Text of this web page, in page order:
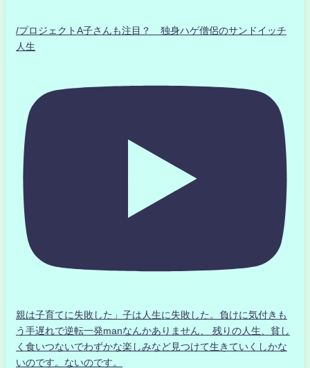
/プロジェクトA子さんも注目？ 独身ハゲ僧侶のサンドイッチ
人生
親は子育てに失敗した」子は人生に失敗した。負けに気付きも
う手遅れで逆転一発manなんかありません、 残りの人生、貧し
く食いつないでわずかな楽しみなど見つけて生きていくしかな
いのです。ないのです。